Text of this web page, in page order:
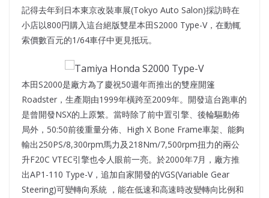
記得去年到日本東京改裝車展(Tokyo Auto Salon)採訪時在
小店以800円購入這台絕版雙星本田S2000 Type-V，在動輒
索價數百元的1/64車仔中更見抵玩。
本田S2000是廠方為了慶祝50週年而推出的雙座開篷
Roadster，生產期由1999年橫跨至2009年。開發這台跑車的
是曾開發NSX的上原繁。當時除了前中置引擎、後輪驅動佈
局外，50:50前後重量分佈、High X Bone Frame車架、能夠
輸出250PS/8,300rpm馬力及218Nm/7,500rpm扭力的兩公
升F20C VTEC引擎也令人眼前一亮。於2000年7月，廠方推
出AP1-110 Type-V，追加自家開發的VGS(Variable Gear
Steering)可變轉向系統 ，能在低速和高速時改變轉向比例和